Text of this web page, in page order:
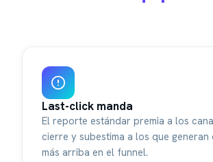
Last-click manda
El reporte estándar premia a los
cierre y subestima a los que generan
más arriba en el funnel.